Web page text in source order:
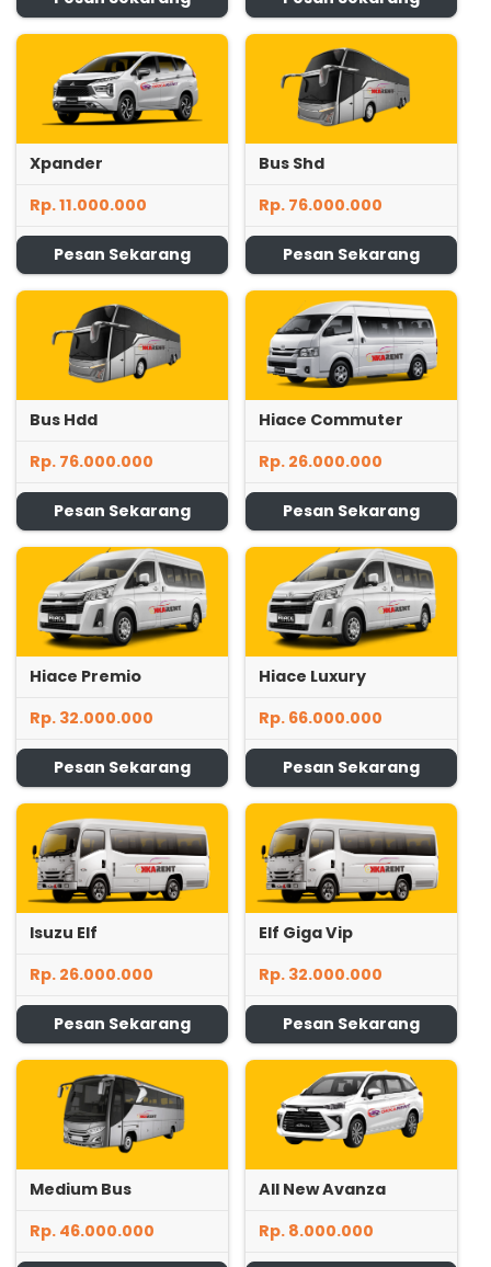
Xpander
Rp. 11.000.000
Pesan Sekarang
Bus Shd
Rp. 76.000.000
Pesan Sekarang
Bus Hdd
Rp. 76.000.000
Pesan Sekarang
Hiace Commuter
Rp. 26.000.000
Pesan Sekarang
Hiace Premio
Rp. 32.000.000
Pesan Sekarang
Hiace Luxury
Rp. 66.000.000
Pesan Sekarang
Isuzu Elf
Rp. 26.000.000
Pesan Sekarang
Elf Giga Vip
Rp. 32.000.000
Pesan Sekarang
Medium Bus
Rp. 46.000.000
All New Avanza
Rp. 8.000.000